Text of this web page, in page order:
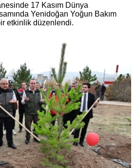
17 Kasım Dünya
Yenidoğan Yoğun Bakım
etkinlik düzenlendi.